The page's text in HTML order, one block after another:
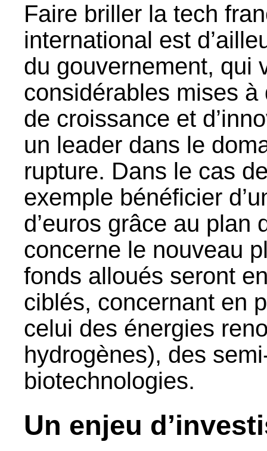
Faire briller la tech
international est
du gouvernement, qui
considérables mises
de croissance et
un leader dans le
rupture. Dans le cas
exemple bénéficier
d’euros grâce au plan
concerne le nouveau
fonds alloués seront
ciblés, concernant en
celui des énergies
hydrogènes), des
biotechnologies.
Un enjeu